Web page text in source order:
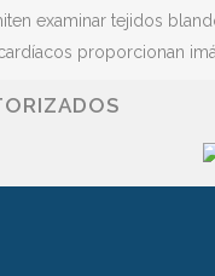
examinar tejidos
proporcionan